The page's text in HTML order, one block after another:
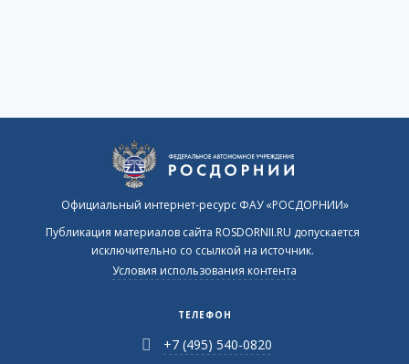
Официальный интернет-ресурс ФАУ «РОСДОРНИИ»
Публикация материалов сайта ROSDORNII.RU допускается
исключительно со ссылкой на источник.
Условия использования контента
ТЕЛЕФОН
+7 (495) 540-0820